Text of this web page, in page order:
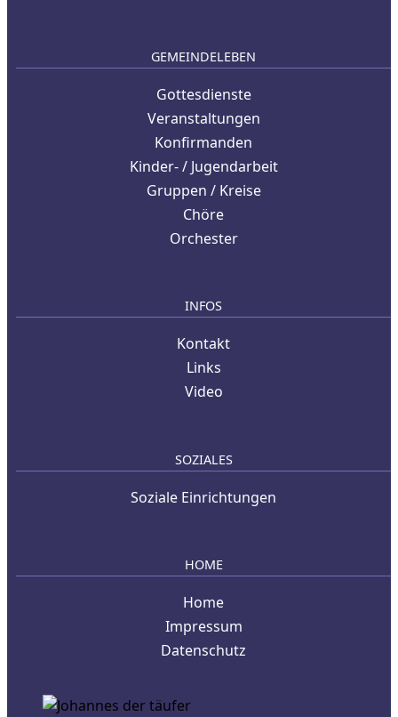
GEMEINDELEBEN
Gottesdienste
Veranstaltungen
Konfirmanden
Kinder- / Jugendarbeit
Gruppen / Kreise
Chöre
Orchester
INFOS
Kontakt
Links
Video
SOZIALES
Soziale Einrichtungen
HOME
Home
Impressum
Datenschutz